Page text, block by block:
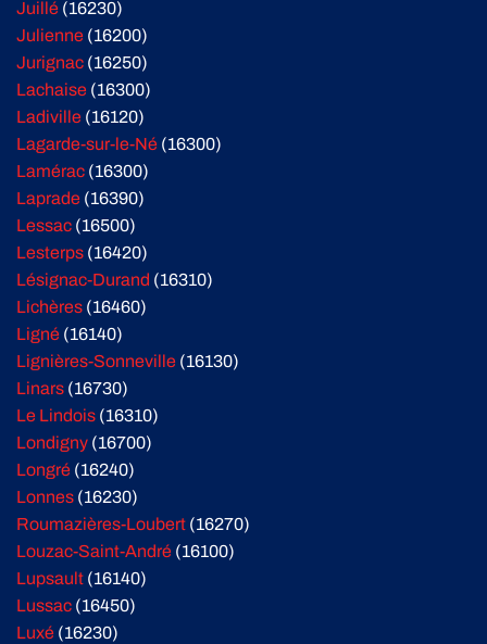
Juillé (16230)
Julienne (16200)
Jurignac (16250)
Lachaise (16300)
Ladiville (16120)
Lagarde-sur-le-Né (16300)
Lamérac (16300)
Laprade (16390)
Lessac (16500)
Lesterps (16420)
Lésignac-Durand (16310)
Lichères (16460)
Ligné (16140)
Lignières-Sonneville (16130)
Linars (16730)
Le Lindois (16310)
Londigny (16700)
Longré (16240)
Lonnes (16230)
Roumazières-Loubert (16270)
Louzac-Saint-André (16100)
Lupsault (16140)
Lussac (16450)
Luxé (16230)